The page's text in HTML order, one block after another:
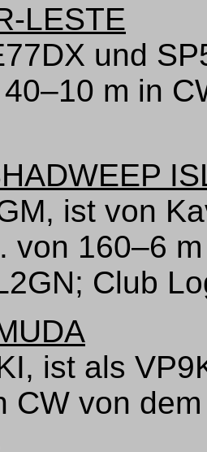
LESTE
und
m in
ist von
von 160–6
Club
ist als
CW von